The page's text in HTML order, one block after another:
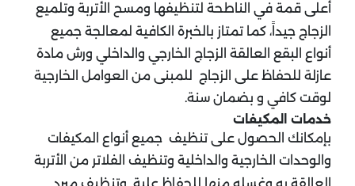
أعلى قمة في الناطحة لتنظيفها ومسح الأتربة وتلميع
الزجاج جيداً، كما تمتاز بالخبرة الكافية لمعالجة جميع
أنواع البقع العالقة الزجاج الخارجي والداخلي ورش مادة
عازلة للحفاظ على الزجاج للمبنى من العوامل الخارجية
لوقت كافي و بضمان سنة.
خدمات المكيفات
بإمكانك الحصول على تنظيف جميع أنواع المكيفات
والوحدات الخارجية والداخلية وتنظيف الفلاتر من الأتربة